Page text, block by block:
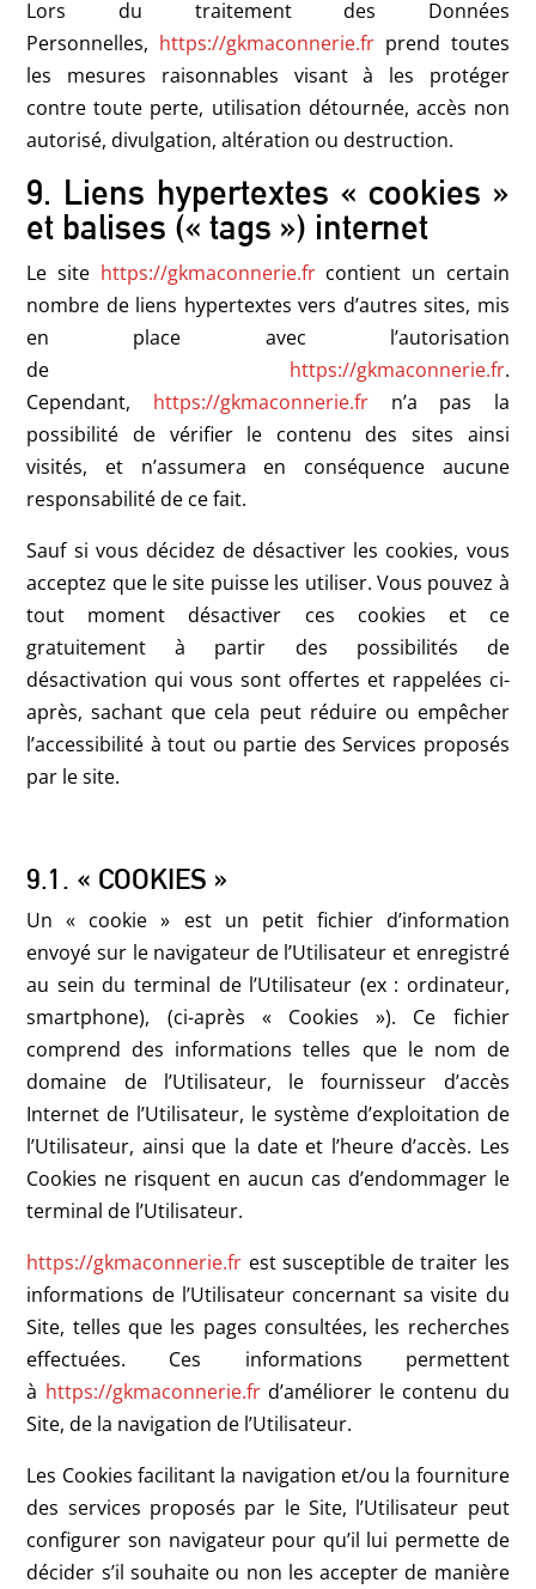
Lors du traitement des Données
Personnelles, https://gkmaconnerie.fr prend toutes
les mesures raisonnables visant à les protéger
contre toute perte, utilisation détournée, accès non
autorisé, divulgation, altération ou destruction.
9. Liens hypertextes « cookies »
et balises (« tags ») internet
Le site https://gkmaconnerie.fr contient un certain
nombre de liens hypertextes vers d’autres sites, mis
en place avec l’autorisation
de
https://gkmaconnerie.fr.
Cependant,
https://gkmaconnerie.fr
n’a pas la
possibilité de vérifier le contenu des sites ainsi
visités, et n’assumera en conséquence aucune
responsabilité de ce fait.
Sauf si vous décidez de désactiver les cookies, vous
acceptez que le site puisse les utiliser. Vous pouvez à
tout moment désactiver ces cookies et ce
gratuitement à partir des possibilités de
désactivation qui vous sont offertes et rappelées ci-
après, sachant que cela peut réduire ou empêcher
l’accessibilité à tout ou partie des Services proposés
par le site.
9.1. « COOKIES »
Un « cookie » est un petit fichier d’information
envoyé sur le navigateur de l’Utilisateur et enregistré
au sein du terminal de l’Utilisateur (ex : ordinateur,
smartphone), (ci-après « Cookies »). Ce fichier
comprend des informations telles que le nom de
domaine de l’Utilisateur, le fournisseur d’accès
Internet de l’Utilisateur, le système d’exploitation de
l’Utilisateur, ainsi que la date et l’heure d’accès. Les
Cookies ne risquent en aucun cas d’endommager le
terminal de l’Utilisateur.
https://gkmaconnerie.fr est susceptible de traiter les
informations de l’Utilisateur concernant sa visite du
Site, telles que les pages consultées, les recherches
effectuées. Ces informations permettent
à https://gkmaconnerie.fr d’améliorer le contenu du
Site, de la navigation de l’Utilisateur.
Les Cookies facilitant la navigation et/ou la fourniture
des services proposés par le Site, l’Utilisateur peut
configurer son navigateur pour qu’il lui permette de
décider s’il souhaite ou non les accepter de manière